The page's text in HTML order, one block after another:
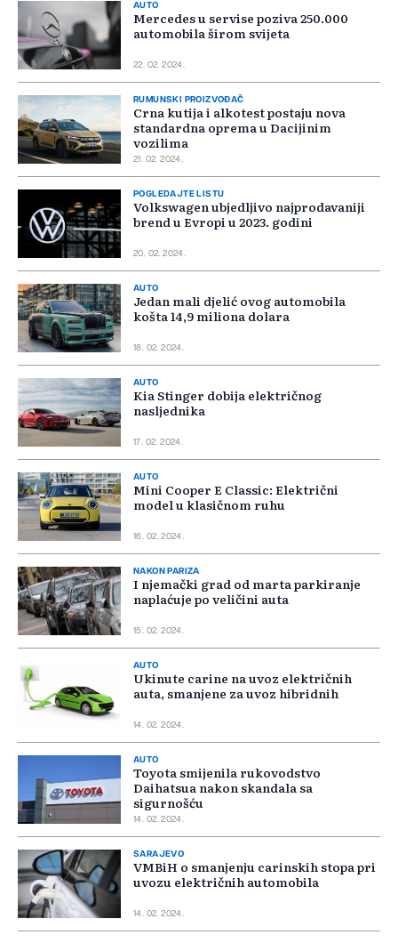
AUTO
Mercedes u servise poziva 250.000
automobila širom svijeta
22. 02. 2024.
RUMUNSKI PROIZVOĐAČ
Crna kutija i alkotest postaju nova
standardna oprema u Dacijinim
vozilima
21. 02. 2024.
POGLEDAJTE LISTU
Volkswagen ubjedljivo najprodavaniji
brend u Evropi u 2023. godini
20. 02. 2024.
AUTO
Jedan mali djelić ovog automobila
košta 14,9 miliona dolara
18. 02. 2024.
AUTO
Kia Stinger dobija električnog
nasljednika
17. 02. 2024.
AUTO
Mini Cooper E Classic: Električni
model u klasičnom ruhu
16. 02. 2024.
NAKON PARIZA
I njemački grad od marta parkiranje
naplaćuje po veličini auta
15. 02. 2024.
AUTO
Ukinute carine na uvoz električnih
auta, smanjene za uvoz hibridnih
14. 02. 2024.
AUTO
Toyota smijenila rukovodstvo
Daihatsua nakon skandala sa
sigurnošću
14. 02. 2024.
SARAJEVO
VMBiH o smanjenju carinskih stopa pri
uvozu električnih automobila
14. 02. 2024.